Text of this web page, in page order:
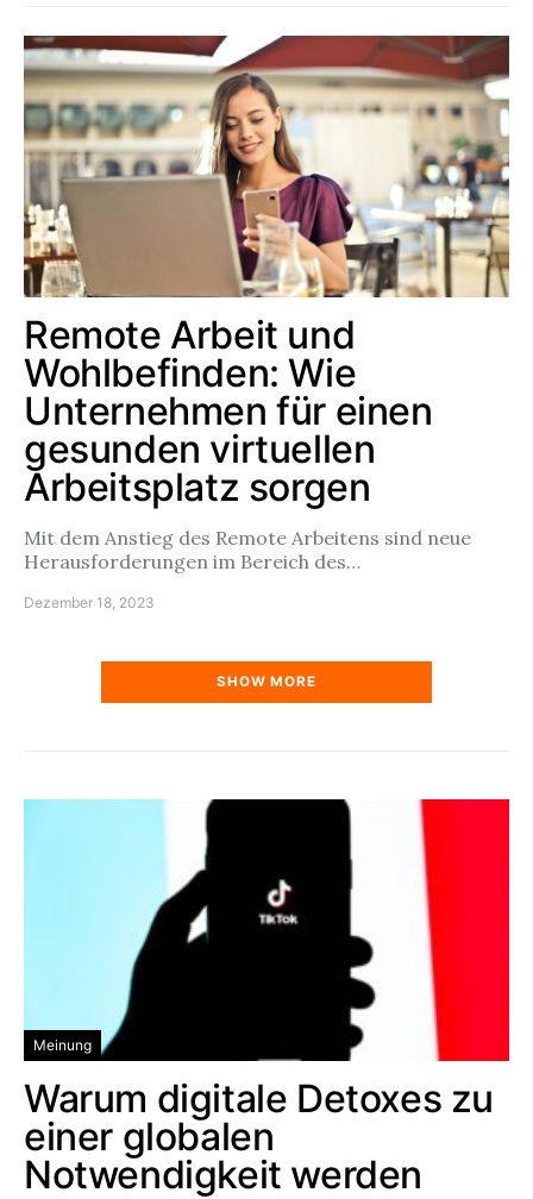
Remote Arbeit und
Wohlbefinden: Wie
Unternehmen für einen
gesunden virtuellen
Arbeitsplatz sorgen
Mit dem Anstieg des Remote Arbeitens sind neue
Herausforderungen im Bereich des…
Dezember 18, 2023
SHOW MORE
Meinung
Warum digitale Detoxes zu
einer globalen
Notwendigkeit werden